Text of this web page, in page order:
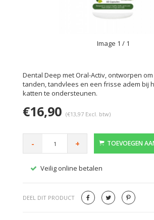
Image 1 / 1
Dental Deep met Oral-Activ, ontworpen
tanden, tandvlees en een frisse adem bij
katten te ondersteunen.
€16,90 (€13,97 Excl. btw)
- + TOEVOEGEN
Veilig online betalen
DEEL DIT PRODUCT